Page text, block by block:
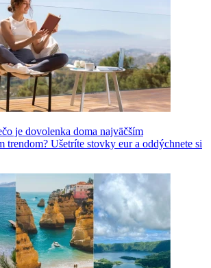
je dovolenka doma najväčším
trendom? Ušetríte stovky eur a oddýchnete si